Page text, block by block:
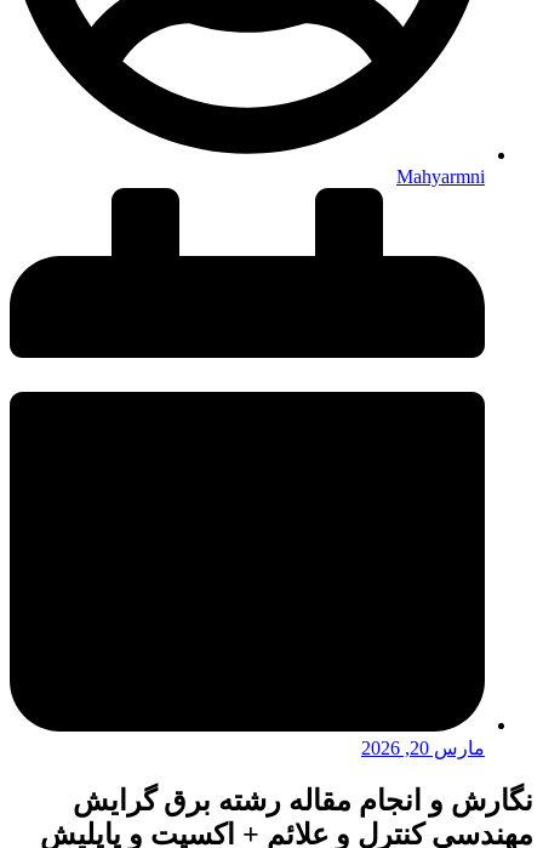
Mahyarmni
مارس 20, 2026
نگارش و انجام مقاله رشته برق گرایش
مهندسی کنترل و علائم + اکسپت و پاپلیش